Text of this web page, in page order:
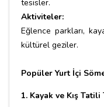
tesisler.
Aktiviteler:
Eğlence parkları,
kültürel geziler.
Popüler Yurt İçi
1. Kayak ve Kış Tatili